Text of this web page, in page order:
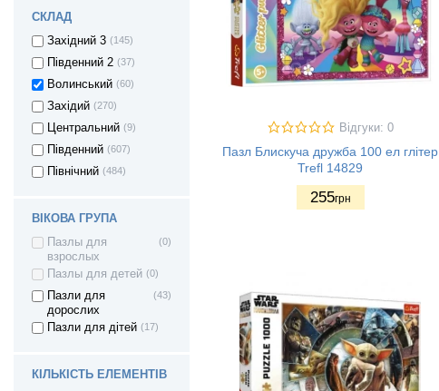
СКЛАД
Західний 3 (145)
Південний 2 (37)
Волинський (60)
Західий (270)
Центральний (9)
Південний (607)
Північний (484)
ВІКОВА ГРУПА
Пазлы для
взрослых
(0)
Пазлы для детей (0)
Пазли для
дорослих
(43)
Пазли для дітей (17)
КІЛЬКІСТЬ ЕЛЕМЕНТІВ
Відгуки: 0
Пазл Блискуча дружба 100 ел глітер
Trefl 14829
255грн